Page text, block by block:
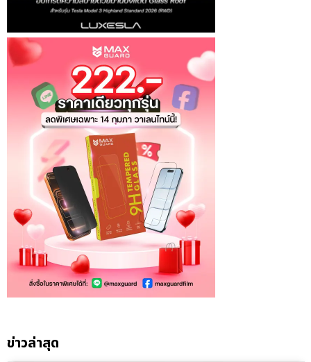
ข่าวล่าสุด